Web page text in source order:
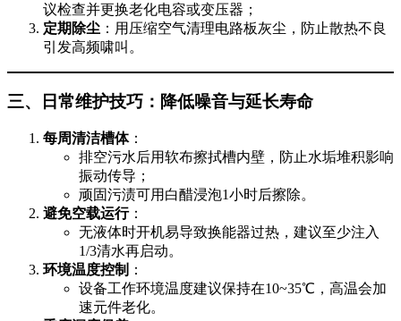
议检查并更换老化电容或变压器；
定期除尘 ：用压缩空气清理电路板灰尘，防止散热不良
引发高频啸叫。
三、日常维护技巧：降低噪音与延长寿命
每周清洁槽体：
排空污水后用软布擦拭槽内壁，防止水垢堆积影响
振动传导；
顽固污渍可用白醋浸泡1小时后擦除。
避免空载运行：
无液体时开机易导致换能器过热，建议至少注入
1/3清水再启动。
环境温度控制 ：
设备工作环境温度建议保持在10~35℃，高温会加
速元件老化。